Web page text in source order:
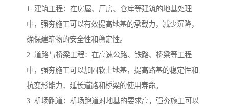
1. 建筑工程：在房屋、厂房、仓库等建筑的地基处理
中，强夯施工可以有效提高地基的承载力，减少沉降，
确保建筑物的安全性和稳定性。
2. 道路与桥梁工程：在高速公路、铁路、桥梁等工程
中，强夯施工可以加固软土地基，提高路基的稳定性和
抗变形能力，延长道路和桥梁的使用寿命。
3. 机场跑道：机场跑道对地基的要求高，强夯施工可以